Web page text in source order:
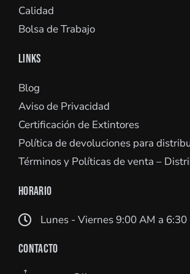
Calidad
Bolsa de Trabajo
LINKS
Blog
Aviso de Privacidad
Certificación de Extintores
Política de devoluciones para
Términos y Políticas de venta –
HORARIO
Lunes - Viernes 9:00 AM a 6:30
CONTACTO